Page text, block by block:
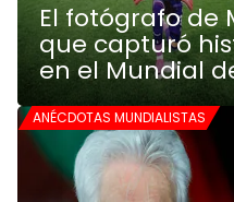
El fotógrafo de
que capturó
en el Mundial
ANÉCDOTAS MUNDIALISTAS